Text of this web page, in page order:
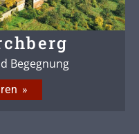
Begegnung
»